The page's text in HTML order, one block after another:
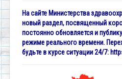
На сайте Министерства
новый раздел, посвященный
постоянно обновляется и
режиме реального времени.
будьте в курсе ситуации 24/7: